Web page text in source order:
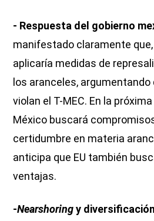
- Respuesta del gobierno
manifestado claramente
aplicaría medidas de
los aranceles,
violan el T-MEC. En la
México buscará
certidumbre en materia
anticipa que EU también
ventajas.
-Nearshoringy